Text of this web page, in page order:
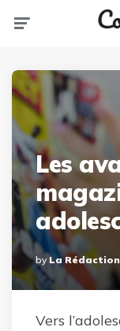
Les
Posted
By
By La Rédaction
Vers